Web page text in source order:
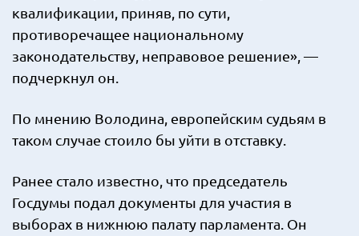
квалификации, приняв, по сути,
противоречащее национальному
законодательству, неправовое решение», —
подчеркнул он.
По мнению Володина, европейским судьям в
таком случае стоило бы уйти в отставку.
Ранее стало известно, что председатель
Госдумы подал документы для участия в
выборах в нижнюю палату парламента. Он